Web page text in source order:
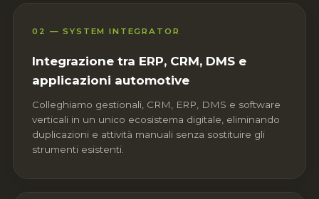
02 — SYSTEM INTEGRATOR
Integrazione tra ERP, CRM, DMS e
applicazioni automotive
Colleghiamo gestionali, CRM, ERP, DMS e software
verticali in un unico ecosistema digitale, eliminando
duplicazioni e attività manuali senza sostituire gli
strumenti esistenti.